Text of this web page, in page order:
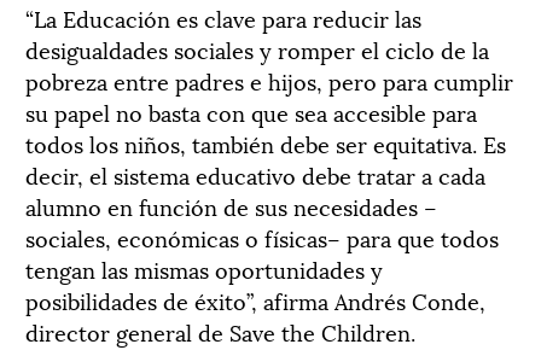
“La Educación es clave para reducir las
desigualdades sociales y romper el ciclo de la
pobreza entre padres e hijos, pero para cumplir
su papel no basta con que sea accesible para
todos los niños, también debe ser equitativa. Es
decir, el sistema educativo debe tratar a cada
alumno en función de sus necesidades –
sociales, económicas o físicas– para que todos
tengan las mismas oportunidades y
posibilidades de éxito”, afirma Andrés Conde,
director general de Save the Children.